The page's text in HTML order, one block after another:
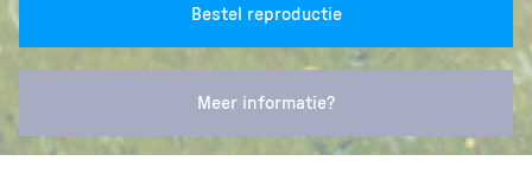
Bestel reproductie
Meer informatie?